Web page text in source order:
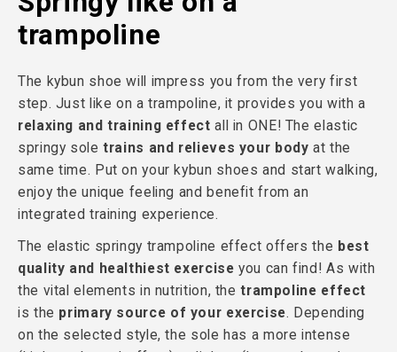
trampoline
The kybun shoe will impress you from the very first
step. Just like on a trampoline, it provides you with a
relaxing and training effect all in ONE! The elastic
springy soletrains and relieves your body at the
same time. Put on your kybun shoes and start walking,
enjoy the unique feeling and benefit from an
integrated training experience.
The elastic springy trampoline effect offers the best
quality and healthiest exercise you can find! As with
the vital elements in nutrition, thetrampoline effect
is the primary source of your exercise. Depending
on the selected style, the sole has a more intense